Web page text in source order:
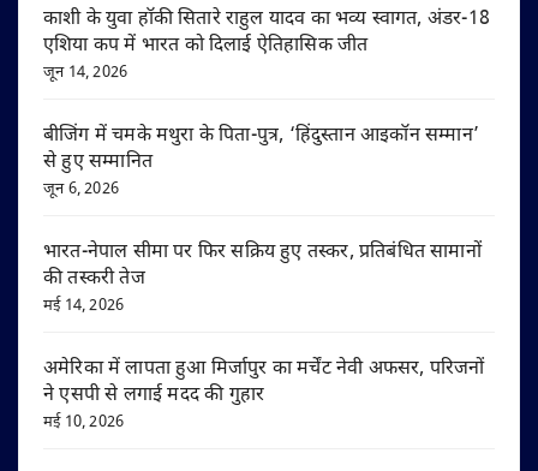
काशी के युवा हॉकी सितारे राहुल यादव का भव्य स्वागत, अंडर-18
एशिया कप में भारत को दिलाई ऐतिहासिक जीत
जून 14, 2026
बीजिंग में चमके मथुरा के पिता-पुत्र, ‘हिंदुस्तान आइकॉन सम्मान’
से हुए सम्मानित
जून 6, 2026
भारत-नेपाल सीमा पर फिर सक्रिय हुए तस्कर, प्रतिबंधित सामानों
की तस्करी तेज
मई 14, 2026
अमेरिका में लापता हुआ मिर्जापुर का मर्चेंट नेवी अफसर, परिजनों
ने एसपी से लगाई मदद की गुहार
मई 10, 2026